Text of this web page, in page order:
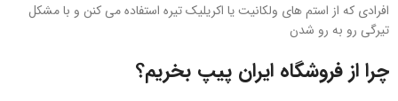
افرادی که از استم‌ های ولکانیت یا اکریلیک تیره استفاده می‌ کنن و با مشکل
تیرگی رو به‌ رو شدن
چرا از فروشگاه ایران‌ پیپ بخریم؟